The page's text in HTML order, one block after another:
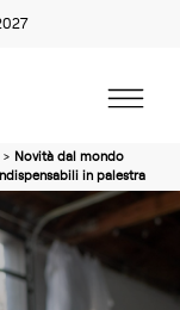
> Novità dal mondo
in palestra